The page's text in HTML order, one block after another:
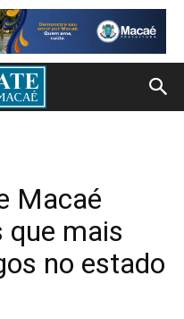
Macaé
que mais
no estado